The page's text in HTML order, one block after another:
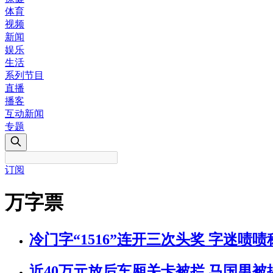
体育
视频
新闻
娱乐
生活
系列节目
直播
播客
互动新闻
专题
订阅
万字票
冷门字“1516”连开三次头奖 字迷啧啧